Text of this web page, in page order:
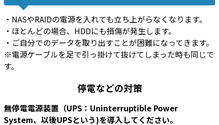
・NASやRAIDの電源を入れても立ち上がらなくなります。
・ほとんどの場合、HDDにも損傷が発生します。
・ご自分でのデータを取り出すことが困難になってきます。
※電源ケーブルを足で引っ掛けて抜けてしまった時も同じで
す。
停電などの対策
無停電電源装置（UPS：Uninterruptible Power
System、以後UPSという)を導入してください。